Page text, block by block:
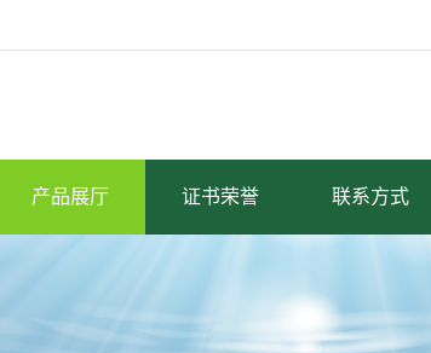
产品展厅 证书荣誉 联系方式